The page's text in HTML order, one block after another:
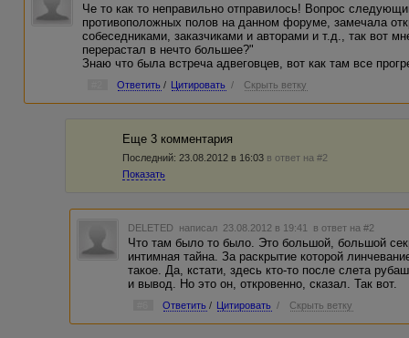
Че то как то неправильно отправилось! Вопрос
противоположных полов на данном форуме, замечала
собеседниками, заказчиками и авторами и т.д., так вот
перерастал в нечто большее?"
Знаю что была встреча адвеговцев, вот как там все
Ответить / Цитировать / Скрыть ветку
Еще 3 комментария
Последний: 23.08.2012 в 16:03 в ответ на #2
Показать
DELETED написал 23.08.2012 в 19:41 в ответ на #2
Что там было то было. Это большой, большой
интимная тайна. За раскрытие которой
такое. Да, кстати, здесь кто-то после слета
и вывод. Но это он, откровенно, сказал. Так вот.
Ответить / Цитировать / Скрыть ветку